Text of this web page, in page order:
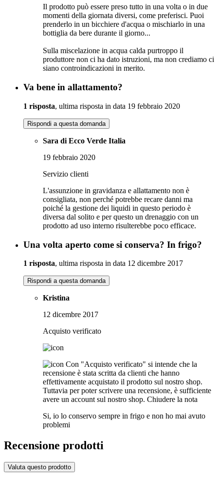
Il prodotto può essere preso tutto in una volta o in due
momenti della giornata diversi, come preferisci. Puoi
prenderlo in un bicchiere d'acqua o mischiarlo in una
bottiglia da bere durante il giorno...
Sulla miscelazione in acqua calda purtroppo il
produttore non ci ha dato istruzioni, ma non crediamo ci
siano controindicazioni in merito.
Va bene in allattamento?
1 risposta, ultima risposta in data 19 febbraio 2020
Rispondi a questa domanda
Sara di Ecco Verde Italia
19 febbraio 2020
Servizio clienti
L'assunzione in gravidanza e allattamento non è
consigliata, non perché potrebbe recare danni ma
poiché la gestione dei liquidi in questo periodo è
diversa dal solito e per questo un drenaggio con un
prodotto ad uso interno risulterebbe poco efficace.
Una volta aperto come si conserva? In frigo?
1 risposta, ultima risposta in data 12 dicembre 2017
Rispondi a questa domanda
Kristina
12 dicembre 2017
Acquisto verificato
Con "Acquisto verificato" si intende che la
recensione è stata scritta da clienti che hanno
effettivamente acquistato il prodotto sul nostro shop.
Tuttavia per poter scrivere una recensione, è sufficiente
avere un account sul nostro shop. Chiudere la nota
Si, io lo conservo sempre in frigo e non ho mai avuto
problemi
Recensione prodotti
Valuta questo prodotto